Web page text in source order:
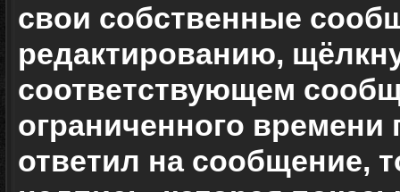
свои собственные
редактированию,
соответствующем
ограниченного времени
ответил на сообщение,